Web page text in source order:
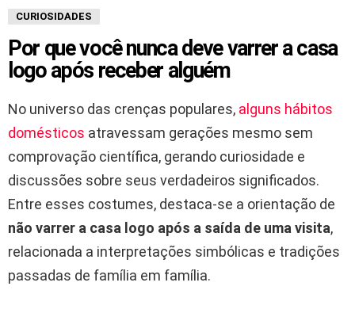
CURIOSIDADES
Por que você nunca deve varrer a casa
logo após receber alguém
No universo das crenças populares, alguns hábitos
domésticos atravessam gerações mesmo sem
comprovação científica, gerando curiosidade e
discussões sobre seus verdadeiros significados.
Entre esses costumes, destaca-se a orientação de
não varrer a casa logo após a saída de uma visita,
relacionada a interpretações simbólicas e tradições
passadas de família em família.